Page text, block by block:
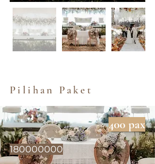
Pilihan Paket
400 pax
180000000